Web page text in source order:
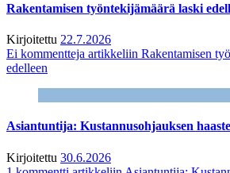
Rakentamisen työntekijämäärä laski
Kirjoitettu 22.7.2026
Ei kommentteja artikkeliin Rakentamisen
edelleen
Asiantuntija: Kustannusohjauksen
Kirjoitettu 30.6.2026